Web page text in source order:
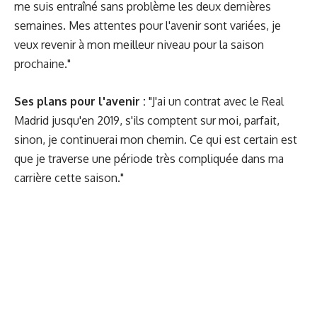
me suis entraîné sans problème les deux dernières
semaines. Mes attentes pour l'avenir sont variées, je
veux revenir à mon meilleur niveau pour la saison
prochaine."
Ses plans pour l'avenir : "J'ai un contrat avec le Real
Madrid jusqu'en 2019, s'ils comptent sur moi, parfait,
sinon, je continuerai mon chemin. Ce qui est certain est
que je traverse une période très compliquée dans ma
carrière cette saison."